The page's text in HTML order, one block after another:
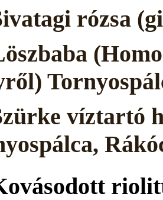
rózsa
víztartó